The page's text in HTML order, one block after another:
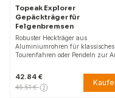
Topeak Explorer
Gepäckträger für
Felgenbremsen
Robuster Heckträger aus
Aluminiumrohren für klassisches
Tourenfahren oder Pendeln zur
42.84 €
45.51 €